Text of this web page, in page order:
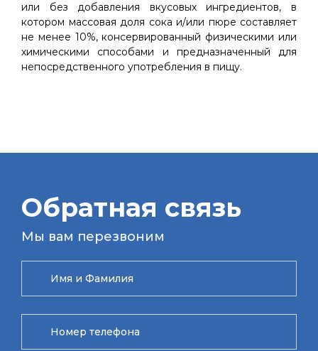
или без добавления вкусовых ингредиентов, в
котором массовая доля сока и/или пюре составляет
не менее 10%, консервированный физическими или
химическими способами и предназначенный для
непосредственного употребления в пищу.
Обратная связь
Мы вам перезвоним